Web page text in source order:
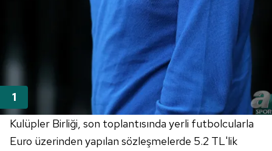
Kulüpler Birliği, son toplantısında yerli futbolcularla
Euro üzerinden yapılan sözleşmelerde 5.2 TL'lik